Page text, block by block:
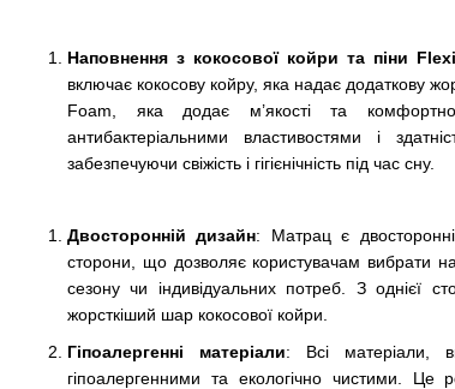
Наповнення з кокосової койри та піни
включає кокосову койру, яка надає додаткову
Foam, яка додає м’якості та
антибактеріальними властивостями і
забезпечуючи свіжість і гігієнічність під час сну.
Двосторонній дизайн: Матрац є
сторони, що дозволяє користувачам вибрати
сезону чи індивідуальних потреб. З
жорсткіший шар кокосової койри.
Гіпоалергенні матеріали: Всі матеріали,
гіпоалергенними та екологічно чистими.